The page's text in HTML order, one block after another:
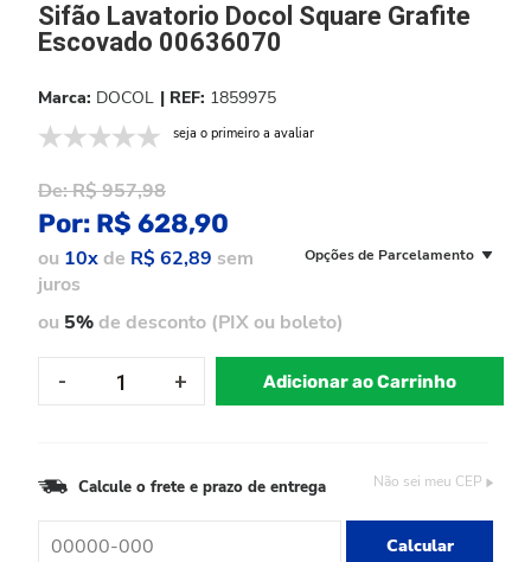
Sifão Lavatorio Docol Square Grafite
Escovado 00636070
DOCOL 1859975
seja o primeiro a avaliar
De:R$ 957,98
Por: R$ 628,90
ou 10xde R$ 62,89 sem
juros
Opções de Parcelamento
ou 5%de desconto (PIX ou boleto)
Adicionar ao Carrinho
Calcule o frete e prazo de entrega Não sei meu CEP
Calcular